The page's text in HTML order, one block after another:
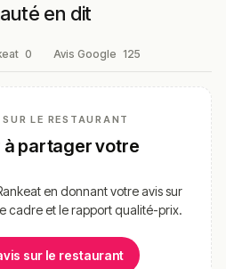
en dit
0 Avis Google 125
LE RESTAURANT
à partager votre
en donnant votre avis sur
cadre et le rapport qualité-prix.
sur le restaurant